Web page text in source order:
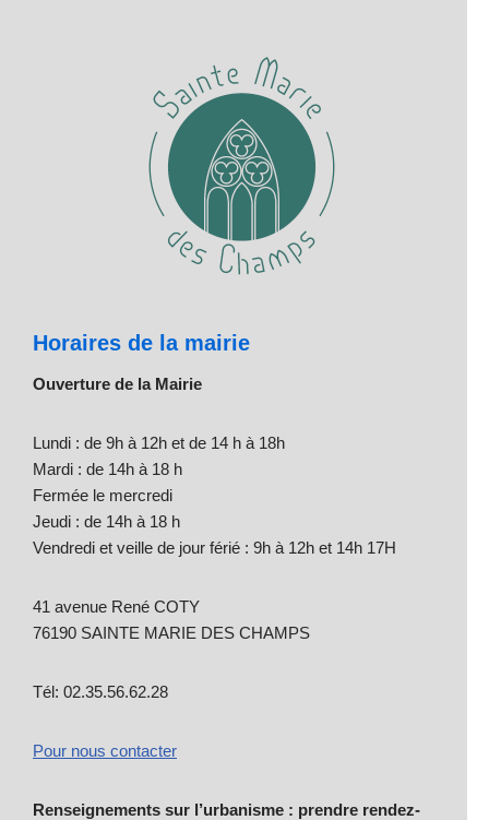
Horaires de la mairie
Ouverture de la Mairie
Lundi : de 9h à 12h et de 14 h à 18h
Mardi : de 14h à 18 h
Fermée le mercredi
Jeudi : de 14h à 18 h
Vendredi et veille de jour férié : 9h à 12h et 14h 17H
41 avenue René COTY
76190 SAINTE MARIE DES CHAMPS
Tél: 02.35.56.62.28
Pour nous contacter
Renseignements sur l’urbanisme : prendre rendez-